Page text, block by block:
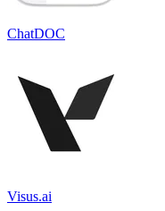
ChatDOC
Visus.ai